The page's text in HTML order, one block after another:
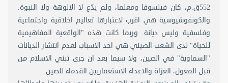
552ق.م، كان فيلسوفا ومعلما، ولم يدّع لا الالوهة ولا النبوة.
والكونفوشيوسية هي اقرب لاعتبارها تعاليم اخلاقية واجتماعية
وفلسفية وليس ديانة. وربما كانت هذه "الواقعية المفاهيمية
للحياة" لدى الشعب الصيني هي احد الاسباب لعدم انتشار الديانات
"السماوية" في الصين، ولا سيما بعد ان جرى تبني الاسلام من
قبل المغول، الغزاة والاعداء الاستعماريين القدماء للصين.